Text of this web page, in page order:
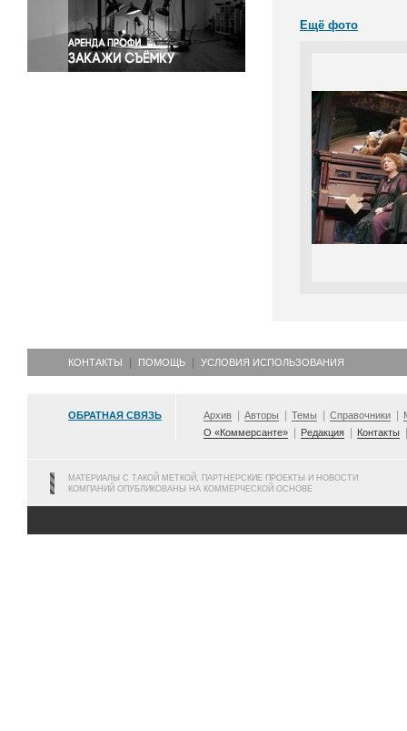
Экология
Экономика и бизнес
Ещё фото
КОНТАКТЫ ПОМОЩЬ УСЛОВИЯ ИСПОЛЬЗОВАНИЯ
ОБРАТНАЯ СВЯЗЬ Архив Авторы Темы Справочники
О «Коммерсанте»
Редакция Контакты
МАТЕРИАЛЫ С ТАКОЙ МЕТКОЙ, ПАРТНЕРСКИЕ ПРОЕКТЫ И НОВОСТИ
КОМПАНИЙ ОПУБЛИКОВАНЫ НА КОММЕРЧЕСКОЙ ОСНОВЕ